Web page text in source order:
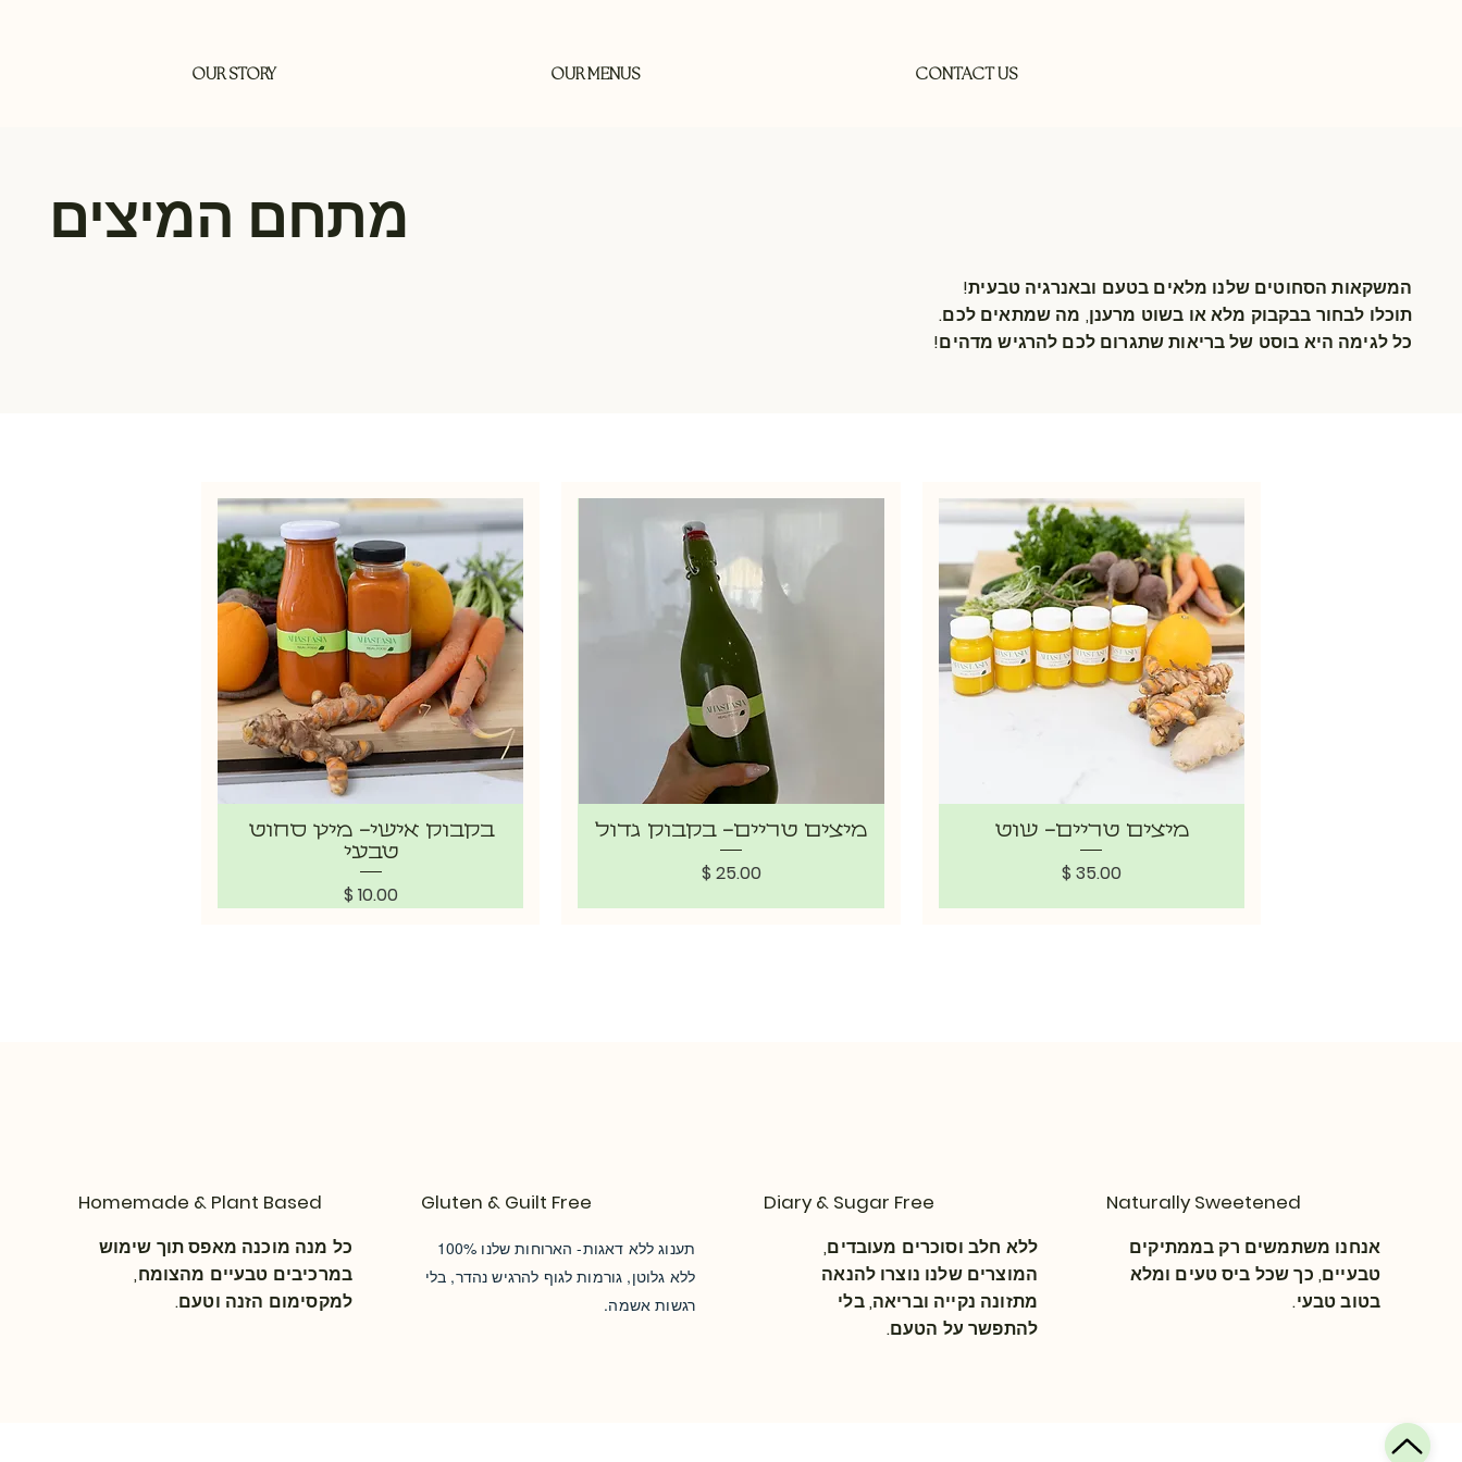
OUR STORY OUR MENUS CONTACT US
מתחם המיצים
המשקאות הסחוטים שלנו מלאים בטעם ובאנרגיה טבעית!
תוכלו לבחור בבקבוק מלא או בשוט מרענן, מה שמתאים לכם.
כל לגימה היא בוסט של בריאות שתגרום לכם להרגיש מדהים!
מיצים טריים- שוט
מחיר ‏35.00 ‏$
מיצים טריים- בקבוק גדול
מחיר ‏25.00 ‏$
בקבוק אישי- מיץ סחוט
טבעי
מחיר ‏10.00 ‏$
Homemade & Plant Based
כל מנה מוכנה מאפס תוך שימוש
במרכיבים טבעיים מהצומח,
למקסימום הזנה וטעם.
Gluten & Guilt Free
תענוג ללא דאגות- הארוחות שלנו 100%
ללא גלוטן, גורמות לגוף להרגיש נהדר, בלי
רגשות אשמה.
Diary & Sugar Free
ללא חלב וסוכרים מעובדים,
המוצרים שלנו נוצרו להנאה
מתזונה נקייה ובריאה, בלי
להתפשר על הטעם.
Naturally Sweetened
אנחנו משתמשים רק בממתיקים
טבעיים, כך שכל ביס טעים ומלא
בטוב טבעי.